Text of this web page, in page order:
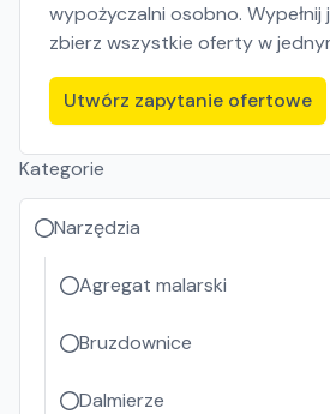
wypożyczalni osobno. Wypełnij
zbierz wszystkie oferty w
Utwórz zapytanie ofertowe
Kategorie
Narzędzia
Agregat malarski
Bruzdownice
Dalmierze